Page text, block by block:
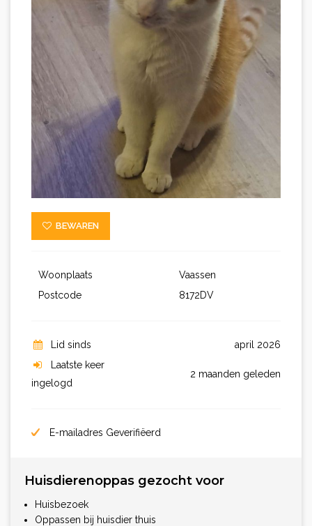
BEWAREN
Woonplaats
Vaassen
Postcode
8172DV
Lid sinds
april 2026
Laatste keer
ingelogd
2 maanden geleden
E-mailadres Geverifiëerd
Huisdierenoppas gezocht voor
Huisbezoek
Oppassen bij huisdier thuis